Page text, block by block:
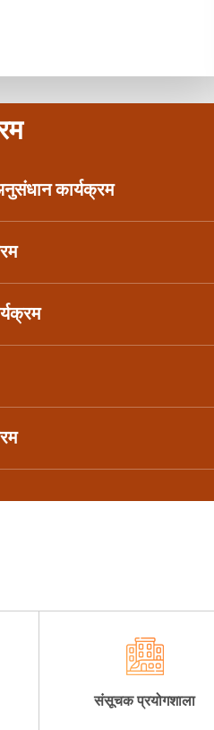
कार्यक्रम
संसूचक प्रयोगशाला